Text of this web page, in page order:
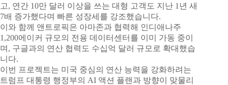
고, 연간 10만 달러 이상을 쓰는 대형 고객도 지난 1년 새
7배 증가했다며 빠른 성장세를 강조했습니다.
이와 함께 앤트로픽은 아마존과 협력해 인디애나주
1,200에이커 규모의 전용 데이터센터를 이미 가동 중이
며, 구글과의 연산 협력도 수십억 달러 규모로 확대했습
니다.
이번 프로젝트는 미국 중심의 연산 능력을 강화하려는
트럼프 대통령 행정부의 AI 액션 플랜과 방향이 맞물리